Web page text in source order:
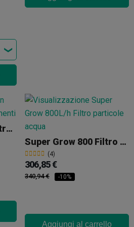
Garden Grow 480 Filtro Carbone
Super Grow 800 Filtro A Carboni
(4)
306,85 €
340,94 € -10%
Aggiungi al carrello